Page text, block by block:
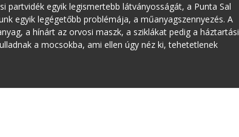
partvidék egyik legismertebb látványosságát, a Punta Sal
egyik legégetőbb problémája, a műanyagszennyezés. A
a hínárt az orvosi maszk, a sziklákat pedig a háztartási
a mocsokba, ami ellen úgy néz ki, tehetetlenek